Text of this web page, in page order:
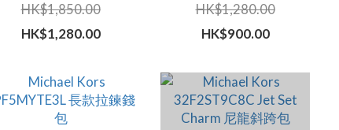
銀包
HK$1,850.00
HK$1,280.00
質小錢包
HK$1,280.00
HK$900.00